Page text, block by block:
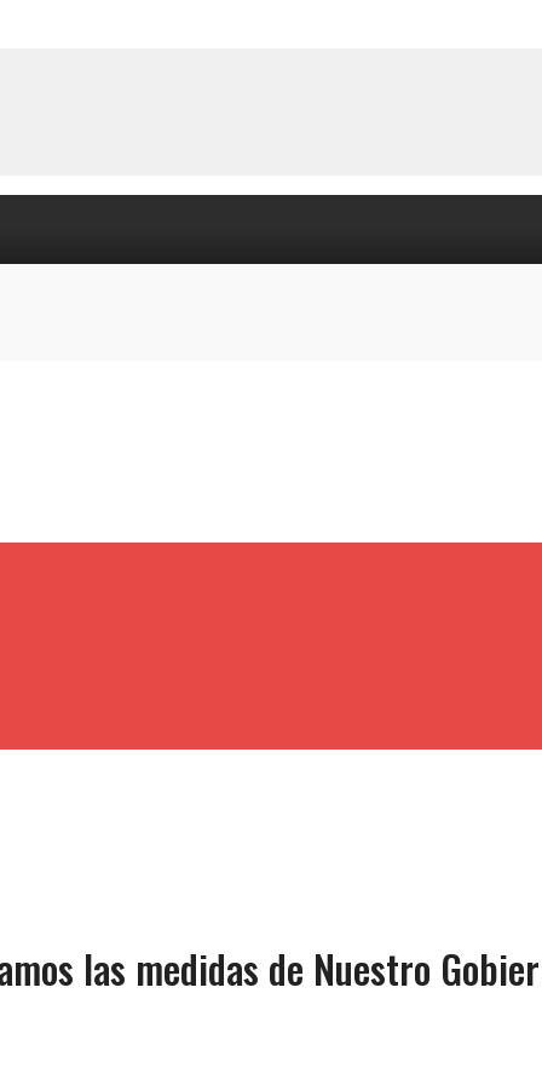
las medidas de Nuestro